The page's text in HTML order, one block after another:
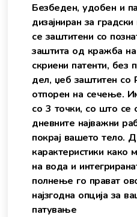
Безбеден, удобен и
дизајниран за
се заштитени со
заштита од кражба
скриени патенти, без
дел, џеб заштитен со
отпорен на сечење.
со 3 точки, со што се
дневните најважни
покрај вашето тело.
карактеристики како
на вода и
полнење го прават
најзгодна опција за
патување